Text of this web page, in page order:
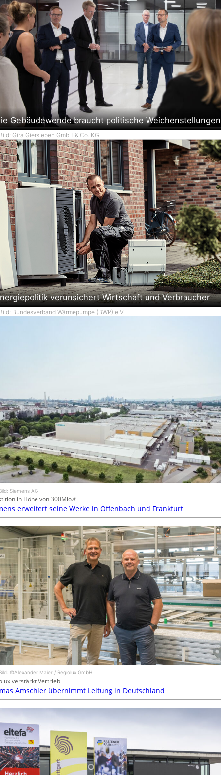
Gebäudewende braucht politische Weichenstellungen
Gira Giersiepen GmbH & Co. KG
verunsichert Wirtschaft und Verbraucher
Bundesverband Wärmepumpe (BWP) e.V.
Siemens AG
in Höhe von 300Mio.€
erweitert seine Werke in Offenbach und Frankfurt
©Alexander Maier / Regiolux GmbH
verstärkt Vertrieb
Amschler übernimmt Leitung in Deutschland